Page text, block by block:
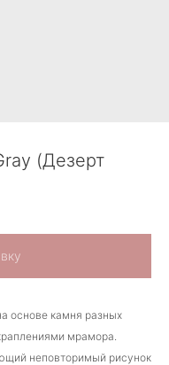
(Дезерт
основе камня разных
мрамора.
неповторимый рисунок